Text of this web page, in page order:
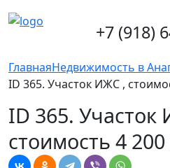
+7 (918)
ГлавнаяНедвижимость в
ID 365. Участок ИЖС ,
ID 365. Участок
стоимость 4